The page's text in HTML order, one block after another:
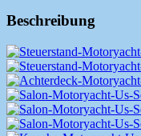
Beschreibung